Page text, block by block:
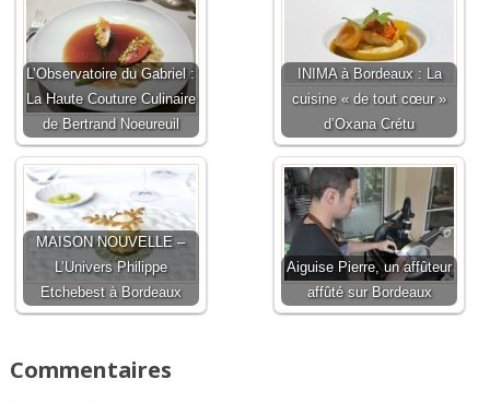
L’Observatoire du Gabriel :
La Haute Couture Culinaire
de Bertrand Noeureuil
INIMA à Bordeaux : La
cuisine « de tout cœur »
d’Oxana Crétu
MAISON NOUVELLE –
L’Univers Philippe
Etchebest à Bordeaux
Aiguise Pierre, un affûteur
affûté sur Bordeaux
Commentaires